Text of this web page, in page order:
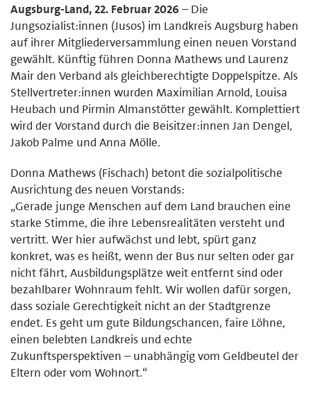
Augsburg-Land, 22. Februar 2026– Die
Jungsozialist:innen (Jusos) im Landkreis Augsburg haben
auf ihrer Mitgliederversammlung einen neuen Vorstand
gewählt. Künftig führen Donna Mathews und Laurenz
Mair den Verband als gleichberechtigte Doppelspitze. Als
Stellvertreter:innen wurden Maximilian Arnold, Louisa
Heubach und Pirmin Almanstötter gewählt. Komplettiert
wird der Vorstand durch die Beisitzer:innen Jan Dengel,
Jakob Palme und Anna Mölle.
Donna Mathews (Fischach) betont die sozialpolitische
Ausrichtung des neuen Vorstands:
„Gerade junge Menschen auf dem Land brauchen eine
starke Stimme, die ihre Lebensrealitäten versteht und
vertritt. Wer hier aufwächst und lebt, spürt ganz
konkret, was es heißt, wenn der Bus nur selten oder gar
nicht fährt, Ausbildungsplätze weit entfernt sind oder
bezahlbarer Wohnraum fehlt. Wir wollen dafür sorgen,
dass soziale Gerechtigkeit nicht an der Stadtgrenze
endet. Es geht um gute Bildungschancen, faire Löhne,
einen belebten Landkreis und echte
Zukunftsperspektiven – unabhängig vom Geldbeutel der
Eltern oder vom Wohnort.“